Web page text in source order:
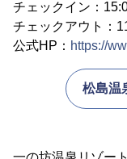
チェックイン：
チェックアウト：
公式HP： https://
松島温